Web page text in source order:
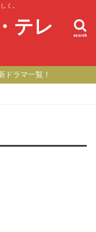
く。
テレ
search
ドラマ一覧！